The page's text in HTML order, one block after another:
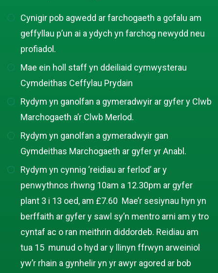
Cynigir pob agwedd ar farchogaeth a gofalu am
geffyllau p’un ai a ydych yn farchog newydd neu
profiadol.
Mae ein holl staff yn ddeiliaid cymwysterau
Cymdeithas Ceffylau Prydain
Rydym yn ganolfan a gymeradwyir ar gyfer y Clwb
Marchogaeth a’r Clwb Merlod.
Rydym yn ganolfan a gymeradwyir gan
Gymdeithas Marchogaeth ar gyfer yr Anabl.
Rydym yn cynnig ‘reidiau ar ferlod’ ar y
penwythnos rhwng 10am a 12.30pm ar gyfer
plant 3 i 13 oed, am £7.60 Mae’r sesiynau hyn yn
berffaith ar gyfer y sawl sy’n mentro arni am y tro
cyntaf ac o ran meithrin diddordeb. Reidiau am
tua 15 munud o hyd ar y llinyn ffrwyn arweiniol
yw’r rhain a gynhelir yn yr awyr agored ar bob